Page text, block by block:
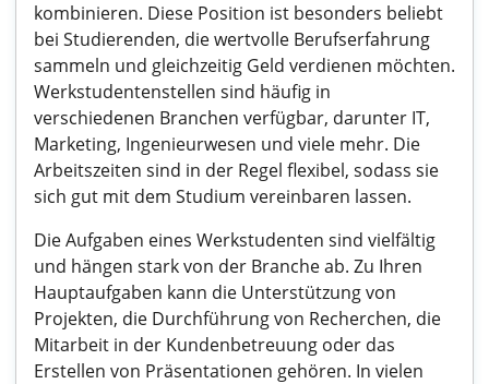
kombinieren. Diese Position ist besonders beliebt
bei Studierenden, die wertvolle Berufserfahrung
sammeln und gleichzeitig Geld verdienen möchten.
Werkstudentenstellen sind häufig in
verschiedenen Branchen verfügbar, darunter IT,
Marketing, Ingenieurwesen und viele mehr. Die
Arbeitszeiten sind in der Regel flexibel, sodass sie
sich gut mit dem Studium vereinbaren lassen.
Die Aufgaben eines Werkstudenten sind vielfältig
und hängen stark von der Branche ab. Zu Ihren
Hauptaufgaben kann die Unterstützung von
Projekten, die Durchführung von Recherchen, die
Mitarbeit in der Kundenbetreuung oder das
Erstellen von Präsentationen gehören. In vielen